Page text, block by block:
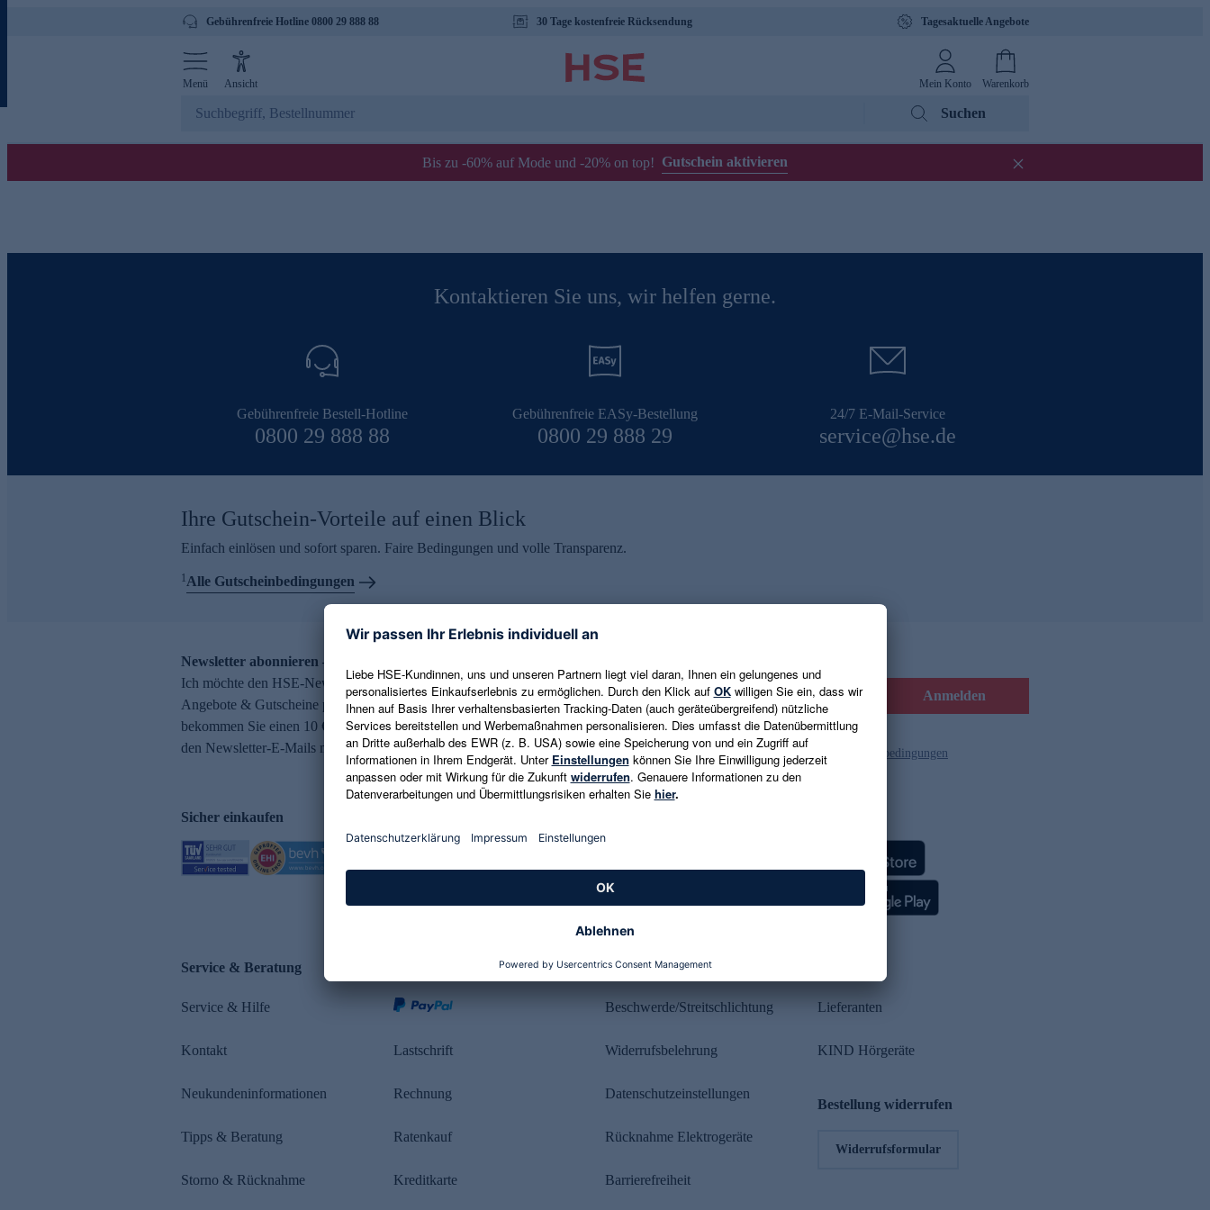
Gebührenfreie Hotline 0800 29 888 88 30 Tage kostenfreie Rücksendung Tagesaktuelle Angebote
Menü Ansicht Mein Konto Warenkorb
Suchen
Bis zu -60% auf Mode und -20% on top! Gutschein aktivieren
Kontaktieren Sie uns, wir helfen gerne.
Gebührenfreie Bestell-Hotline
0800 29 888 88
Gebührenfreie EASy-Bestellung
0800 29 888 29
24/7 E-Mail-Service
service@hse.de
Ihre Gutschein-Vorteile auf einen Blick
Einfach einlösen und sofort sparen. Faire Bedingungen und volle Transparenz.
1Alle Gutscheinbedingungen
Newsletter abonnieren – 10 € Gutschein erhalten
Ich möchte den HSE-Newsletter abonnieren und aktuelle Trends,
Angebote & Gutscheine per E-Mail erhalten. Als Dankeschön
bekommen Sie einen 10 € Gutschein. Eine Abmeldung ist jederzeit in
den Newsletter-E-Mails möglich.
E-Mail-Adresse eingeben Anmelden
Es gelten die Datenschutzrichtlinien und die Gutscheinbedingungen
Sicher einkaufen
Service & Beratung
Service & Hilfe
Kontakt
Neukundeninformationen
Tipps & Beratung
Storno & Rücknahme
Lastschrift
Rechnung
Ratenkauf
Kreditkarte
Rechtliches
Beschwerde/Streitschlichtung
Widerrufsbelehrung
Datenschutzeinstellungen
Rücknahme Elektrogeräte
Barrierefreiheit
Lieferanten
KIND Hörgeräte
Bestellung widerrufen
Widerrufsformular